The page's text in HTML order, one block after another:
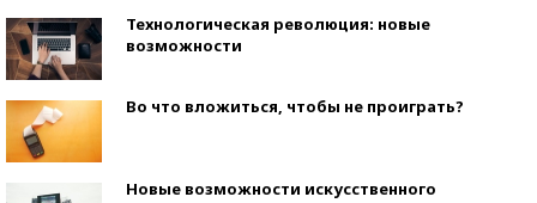
Технологическая революция: новые
возможности
Во что вложиться, чтобы не проиграть?
Новые возможности искусственного